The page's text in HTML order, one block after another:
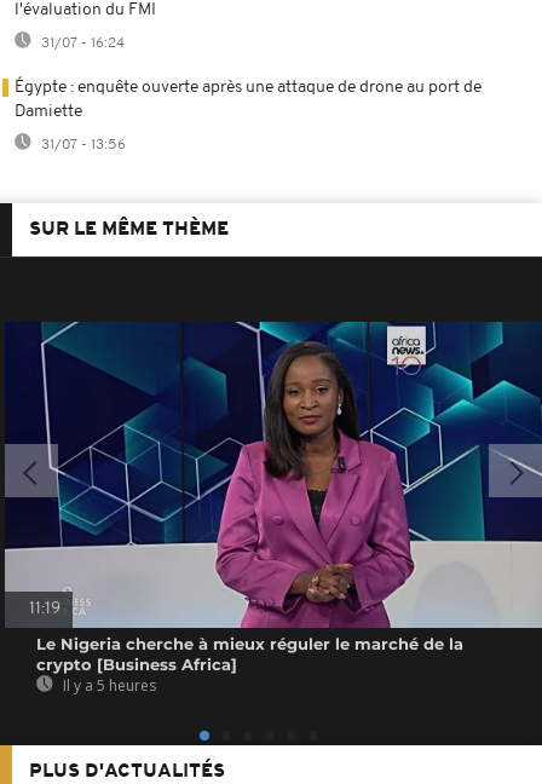
l'évaluation du FMI
31/07 - 16:24
Égypte : enquête ouverte après une attaque de drone au port de
Damiette
31/07 - 13:56
SUR LE MÊME THÈME
11:19
Le Nigeria cherche à mieux réguler le marché de la
crypto [Business Africa]
Il y a 5 heures
PLUS D'ACTUALITÉS